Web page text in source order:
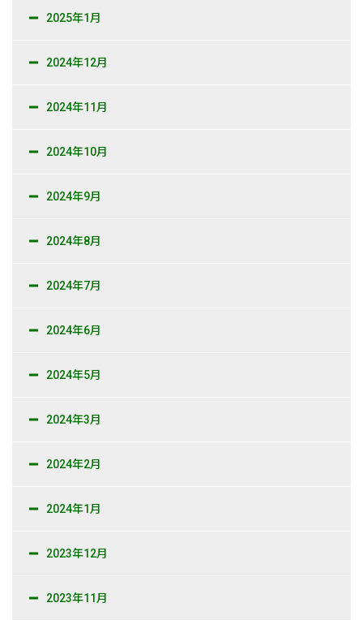
2025年1月
2024年12月
2024年11月
2024年10月
2024年9月
2024年8月
2024年7月
2024年6月
2024年5月
2024年3月
2024年2月
2024年1月
2023年12月
2023年11月